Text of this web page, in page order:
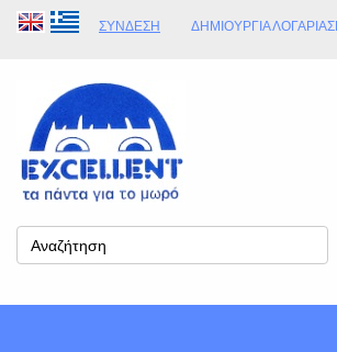
ΣΎΝΔΕΣΗ ΔΗΜΙΟΥΡΓΊΑ
ΩΡΆΡΙΟ ΚΑΤΑΣΤΉΜΑΤΟΣ
ΦΥΣΙΚΌ ΚΑΤΆΣΤΗΜΑ